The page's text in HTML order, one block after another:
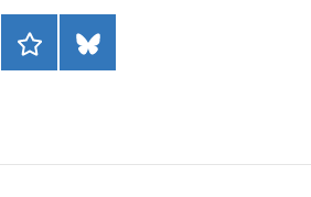
threadsbluesky